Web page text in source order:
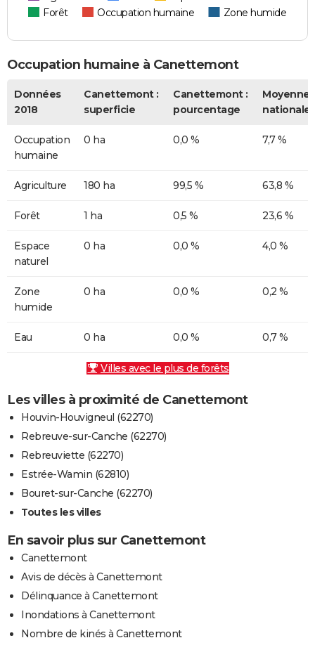
Forêt
Occupation humaine Zone humide
Occupation humaine à Canettemont
Données
2018
Canettemont :
superficie
Canettemont :
pourcentage
Moyenne
nationale
Occupation
humaine
0 ha 0,0 % 7,7 %
Agriculture 180 ha 99,5 % 63,8 %
Forêt 1 ha 0,5 % 23,6 %
Espace
naturel
0 ha 0,0 % 4,0 %
Zone
humide
0 ha 0,0 % 0,2 %
Eau 0 ha 0,0 % 0,7 %
Villes avec le plus de forêts
Les villes à proximité de Canettemont
Houvin-Houvigneul (62270)
Rebreuve-sur-Canche (62270)
Rebreuviette (62270)
Estrée-Wamin (62810)
Bouret-sur-Canche (62270)
Toutes les villes
En savoir plus sur Canettemont
Canettemont
Avis de décès à Canettemont
Délinquance à Canettemont
Inondations à Canettemont
Nombre de kinés à Canettemont